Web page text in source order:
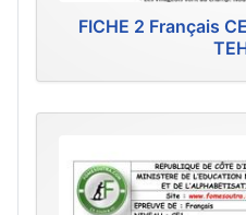
FICHE 2 Français